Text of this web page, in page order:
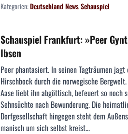
Kategorien:DeutschlandNewsSchauspiel
Schauspiel Frankfurt: »Peer
Ibsen
Peer phantasiert. In seinen Tagträumen
Hirschbock durch die norwegische
Aase liebt ihn abgöttisch, befeuert so noch
Sehnsüchte nach Bewunderung. Die
Dorfgesellschaft hingegen steht dem
manisch um sich selbst kreist...